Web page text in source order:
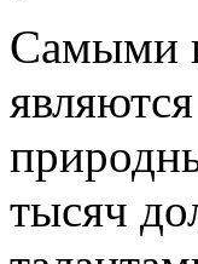
Самыми
тысяч